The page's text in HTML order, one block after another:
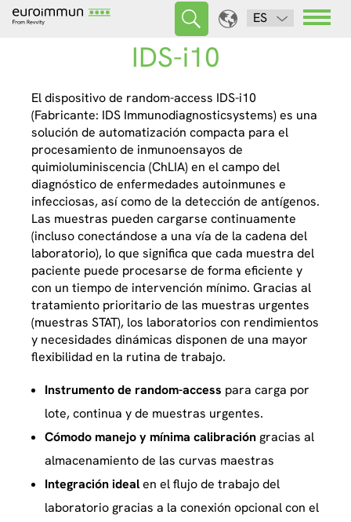
ES
IDS-i10
El dispositivo de random-access IDS-i10
(Fabricante: IDS Immunodiagnosticsystems) es una
solución de automatización compacta para el
procesamiento de inmunoensayos de
quimioluminiscencia (ChLIA) en el campo del
diagnóstico de enfermedades autoinmunes e
infecciosas, así como de la detección de antígenos.
Las muestras pueden cargarse continuamente
(incluso conectándose a una vía de la cadena del
laboratorio), lo que significa que cada muestra del
paciente puede procesarse de forma eficiente y
con un tiempo de intervención mínimo. Gracias al
tratamiento prioritario de las muestras urgentes
(muestras STAT), los laboratorios con rendimientos
y necesidades dinámicas disponen de una mayor
flexibilidad en la rutina de trabajo.
Instrumento de random-access para carga por
lote, continua y de muestras urgentes.
Cómodo manejo y mínima calibración gracias al
almacenamiento de las curvas maestras
Integración idealen el flujo de trabajo del
laboratorio gracias a la conexión opcional con el